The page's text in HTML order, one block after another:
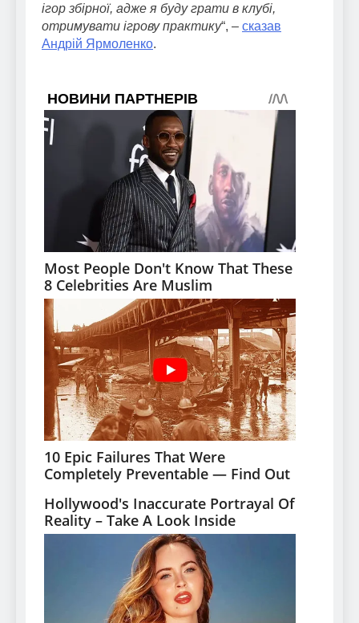
ігор збірної, адже я буду грати в клубі,
отримувати ігрову практику“, – сказав
Андрій Ярмоленко.